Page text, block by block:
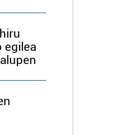
egilea